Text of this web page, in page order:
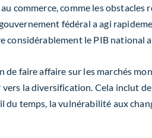
commerce, comme les
fédéral a agi
considérablement le PIB national
de faire affaire sur les marchés
la diversification. Cela inclut
du temps, la vulnérabilité aux